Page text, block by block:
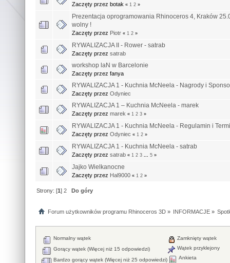
Zaczęty przez botak « 1 2 »
Prezentacja oprogramowania Rhinoceros 4, Kraków
wolny !
Zaczęty przez Piotr « 1 2 »
RYWALIZACJA II - Rower - satrab
Zaczęty przez satrab
workshop laN w Barcelonie
Zaczęty przez fanya
RYWALIZACJA 1 - Kuchnia McNeela - Nagrody i
Zaczęty przez Odyniec
RYWALIZACJA 1 – Kuchnia McNeela - marek
Zaczęty przez marek « 1 2 3 »
RYWALIZACJA 1 - Kuchnia McNeela - Regulamin i
Zaczęty przez Odyniec « 1 2 »
RYWALIZACJA 1 - Kuchnia McNeela - satrab
Zaczęty przez satrab « 1 2 3 5 »
Jajko Wielkanocne
Zaczęty przez Hal9000 « 1 2 »
Strony: [1]2 Do góry
Forum użytkowników programu Rhinoceros 3D» INFORMACJE»
Normalny wątek
Gorący wątek (Więcej niż 15 odpowiedzi)
Bardzo gorący wątek (Więcej niż 25 odpowiedzi)
Zamknięty wątek
Wątek przyklejony
Ankieta